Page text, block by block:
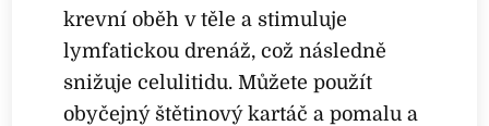
krevní oběh v těle a stimuluje
lymfatickou drenáž, což následně
snižuje celulitidu. Můžete použít
obyčejný štětinový kartáč a pomalu a